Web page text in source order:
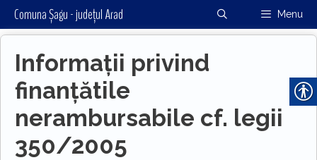
Sari
la
Comuna Șagu - județul Arad Menu
Informații privind
finanțătile
nerambursabile cf. legii
350/2005